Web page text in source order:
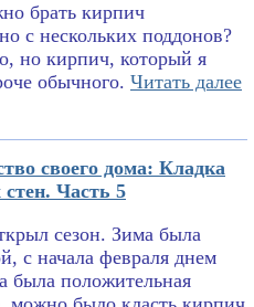
брать кирпич
с нескольких поддонов?
но кирпич, который я
обычного. Читать далее
своего дома: Кладка
Часть 5
сезон. Зима была
с начала февраля днем
была положительная